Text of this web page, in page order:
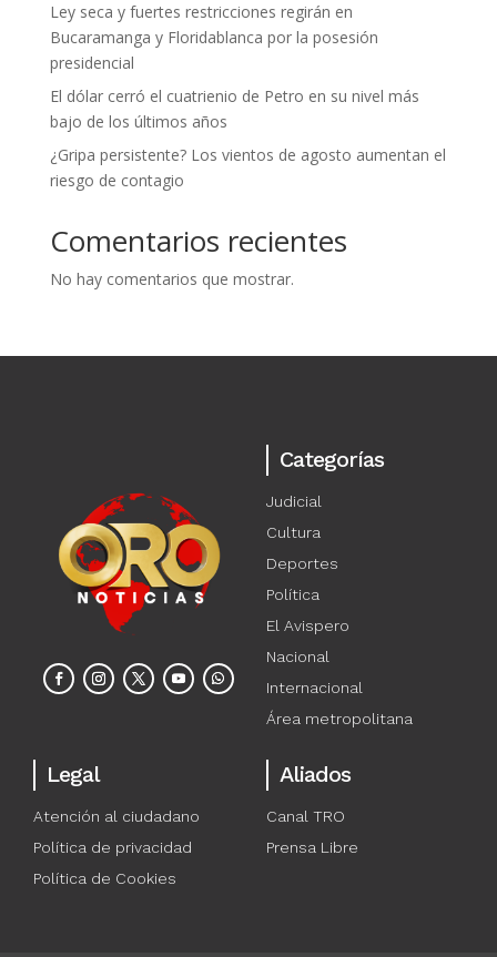
Ley seca y fuertes restricciones regirán en
Bucaramanga y Floridablanca por la posesión
presidencial
El dólar cerró el cuatrienio de Petro en su nivel más
bajo de los últimos años
¿Gripa persistente? Los vientos de agosto aumentan el
riesgo de contagio
Comentarios recientes
No hay comentarios que mostrar.
Categorías
Judicial
Cultura
Deportes
Política
El Avispero
Nacional
Internacional
Área metropolitana
Legal
Atención al ciudadano
Política de privacidad
Política de Cookies
Aliados
Canal TRO
Prensa Libre